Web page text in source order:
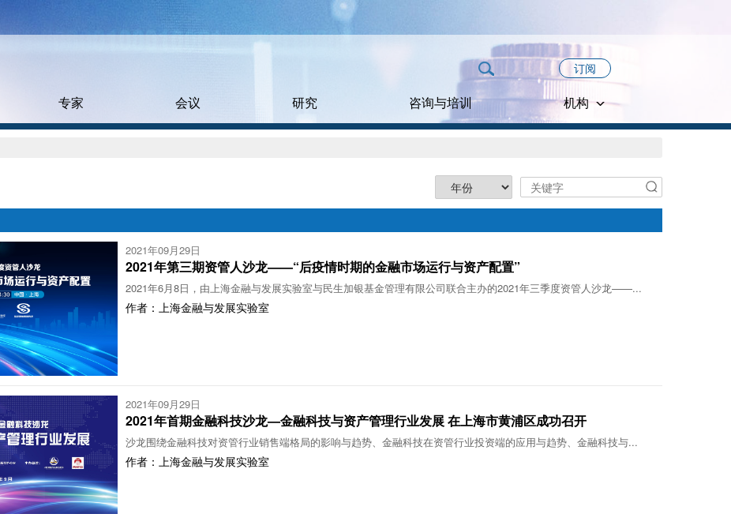
订阅
专家 会议 研究 咨询与培训 机构
2021年09月29日
2021年第三期资管人沙龙——“后疫情时期的金融市场运行与资产配置”
2021年6月8日，由上海金融与发展实验室与民生加银基金管理有限公司联合主办的2021年三季度资管人沙龙——...
作者：上海金融与发展实验室
2021年09月29日
2021年首期金融科技沙龙—金融科技与资产管理行业发展 在上海市黄浦区成功召开
沙龙围绕金融科技对资管行业销售端格局的影响与趋势、金融科技在资管行业投资端的应用与趋势、金融科技与...
作者：上海金融与发展实验室